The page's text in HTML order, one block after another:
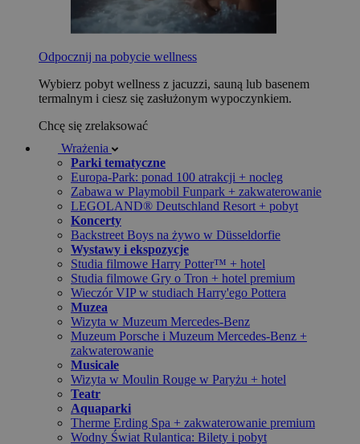
Odpocznij na pobycie wellness
Wybierz pobyt wellness z jacuzzi, sauną lub basenem
termalnym i ciesz się zasłużonym wypoczynkiem.
Chcę się zrelaksować
Wrażenia
Parki tematyczne
Europa-Park: ponad 100 atrakcji + nocleg
Zabawa w Playmobil Funpark + zakwaterowanie
LEGOLAND® Deutschland Resort + pobyt
Koncerty
Backstreet Boys na żywo w Düsseldorfie
Wystawy i ekspozycje
Studia filmowe Harry Potter™ + hotel
Studia filmowe Gry o Tron + hotel premium
Wieczór VIP w studiach Harry'ego Pottera
Muzea
Wizyta w Muzeum Mercedes-Benz
Muzeum Porsche i Muzeum Mercedes-Benz +
zakwaterowanie
Musicale
Wizyta w Moulin Rouge w Paryżu + hotel
Teatr
Aquaparki
Therme Erding Spa + zakwaterowanie premium
Wodny Świat Rulantica: Bilety i pobyt